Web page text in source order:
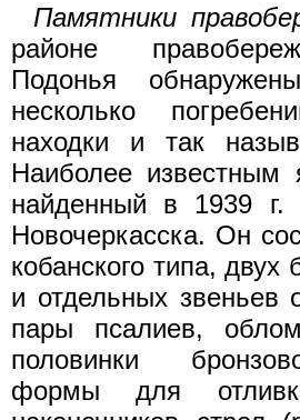
Памятники
районе
Подонья
несколько
находки и так
Наиболее известным
найденный в 1939 г.
Новочеркасска. Он
кобанского типа, двух
и отдельных звеньев
пары псалиев,
половинки
формы для